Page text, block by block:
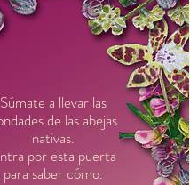
Súmate a llevar las
de las abejas
nativas.
por esta puerta
para saber cómo.